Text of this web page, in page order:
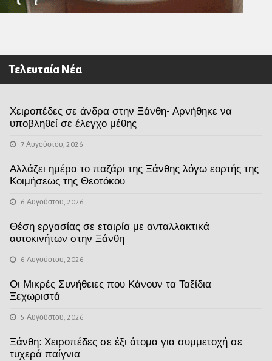
Τελευταία Νέα
Χειροπέδες σε άνδρα στην Ξάνθη- Αρνήθηκε να
υποβληθεί σε έλεγχο μέθης
7 Αυγούστου, 2026
Αλλάζει ημέρα το παζάρι της Ξάνθης λόγω εορτής της
Κοιμήσεως της Θεοτόκου
6 Αυγούστου, 2026
Θέση εργασίας σε εταιρία με ανταλλακτικά
αυτοκινήτων στην Ξάνθη
6 Αυγούστου, 2026
Οι Μικρές Συνήθειες που Κάνουν τα Ταξίδια
Ξεχωριστά
5 Αυγούστου, 2026
Ξάνθη: Χειροπέδες σε έξι άτομα για συμμετοχή σε
τυχερά παίγνια